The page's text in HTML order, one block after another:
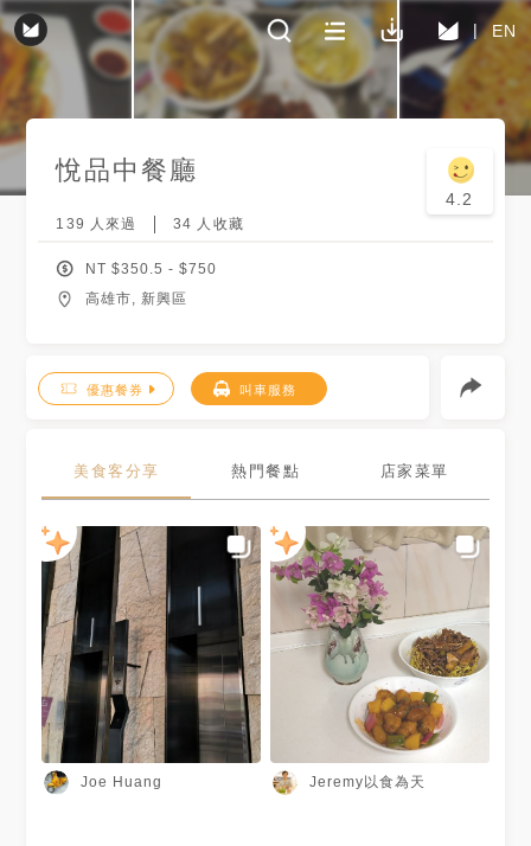
EN
悅品中餐廳
4.2
139 人來過 34 人收藏
NT $350.5 - $750
高雄市, 新興區
優惠餐券 叫車服務
美食客分享 熱門餐點 店家菜單
Joe Huang Jeremy以食為天